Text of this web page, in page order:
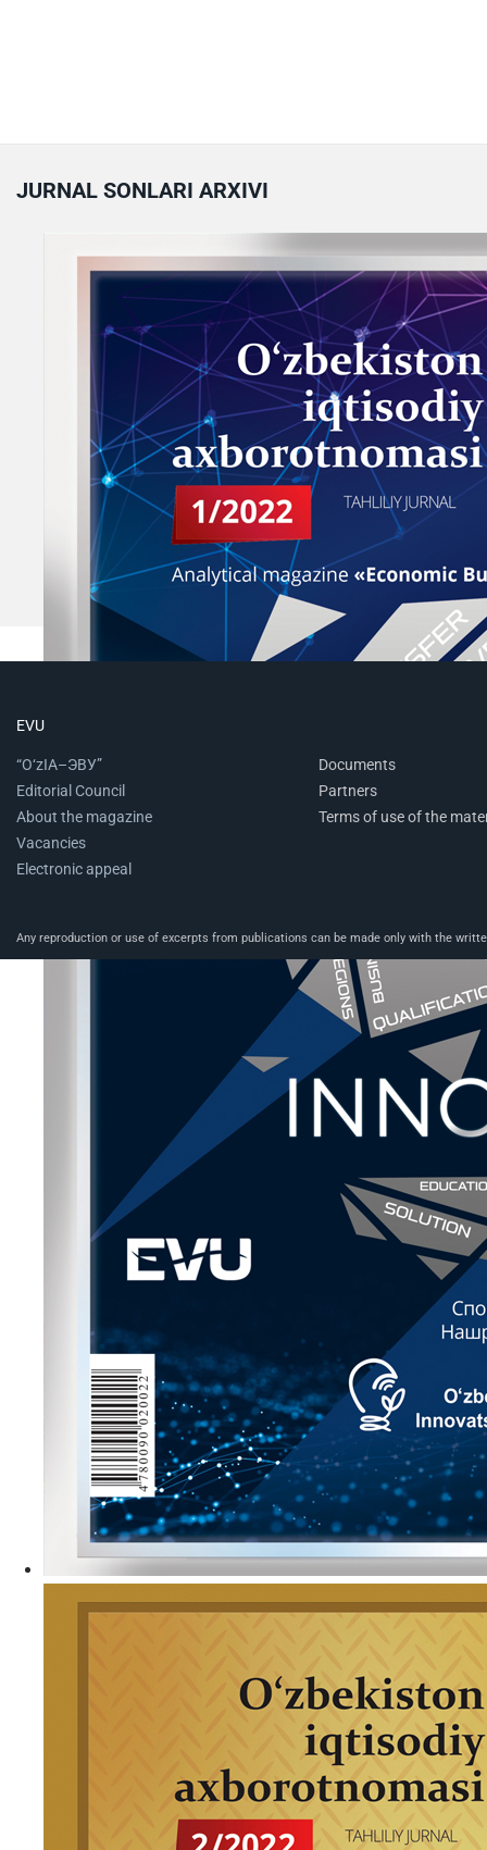
JURNAL SONLARI ARXIVI
EVU
“O‘zIA–ЭВУ”
Editorial Council
About the magazine
Vacancies
Electronic appeal
Documents
Partners
Terms of use of the
Any reproduction or use of excerpts from publications can be made only with the